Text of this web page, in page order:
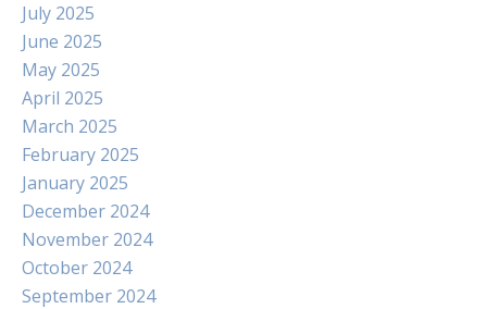
July 2025
June 2025
May 2025
April 2025
March 2025
February 2025
January 2025
December 2024
November 2024
October 2024
September 2024